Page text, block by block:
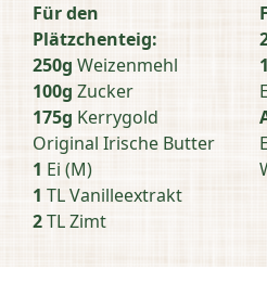
Für den
Plätzchenteig:
250g Weizenmehl
100g Zucker
175g Kerrygold
Original Irische Butter
1 Ei (M)
1 TL Vanilleextrakt
2TL Zimt